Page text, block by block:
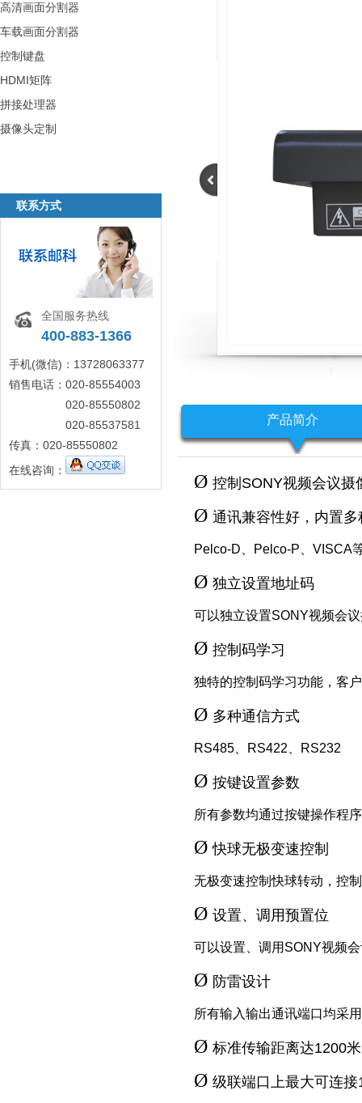
高清画面分割器
车载画面分割器
控制键盘
HDMI矩阵
拼接处理器
摄像头定制
联系方式
全国服务热线
400-883-1366
手机(微信)：13728063377
销售电话：020-85554003
020-85550802
020-85537581
传真：020-85550802
在线咨询：
产品简介
Ø 控制SONY视频会议摄
Ø 通讯兼容性好，内置多
Pelco-D、Pelco-P、VISCA
Ø 独立设置地址码
可以独立设置SONY视频会
Ø 控制码学习
独特的控制码学习功能，客
Ø 多种通信方式
RS485、RS422、RS232
Ø 按键设置参数
所有参数均通过按键操作程
Ø快球无极变速控制
无极变速控制快球转动，控
Ø 设置、调用预置位
可以设置、调用SONY视频
Ø 防雷设计
所有输入输出通讯端口均采
Ø 标准传输距离达1200米
Ø 级联端口上最大可连